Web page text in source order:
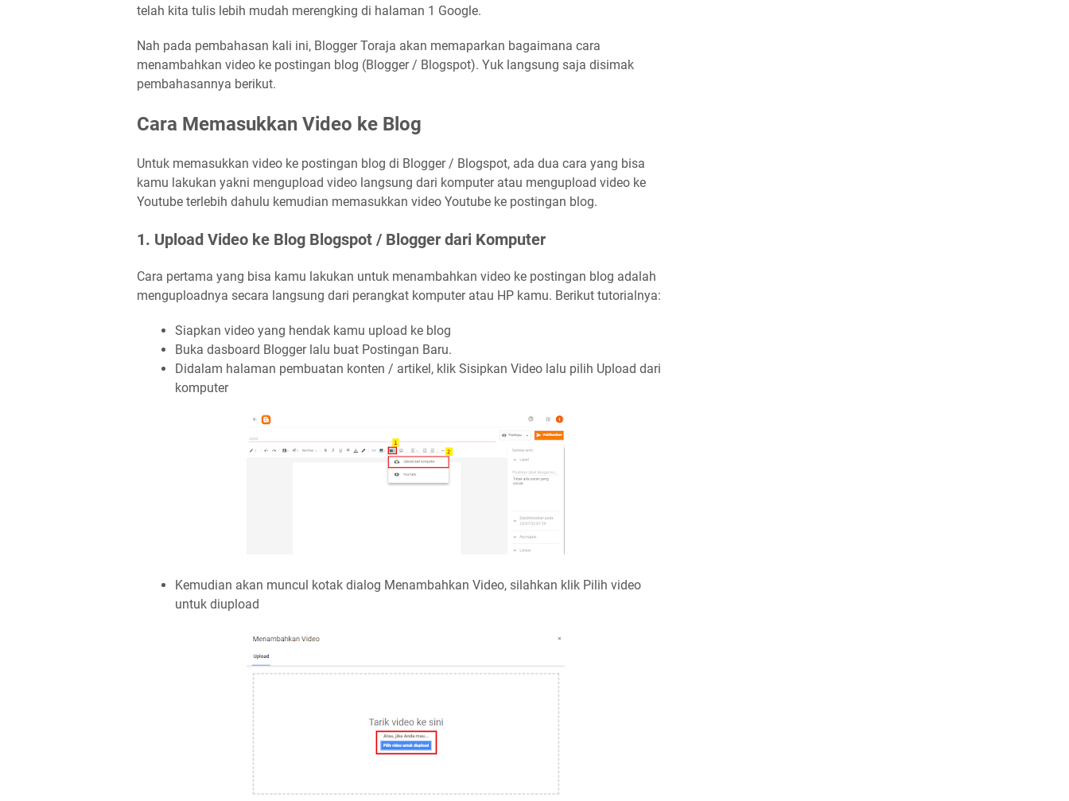
telah kita tulis lebih mudah merengking di halaman 1 Google.
Nah pada pembahasan kali ini, Blogger Toraja akan memaparkan bagaimana cara
menambahkan video ke postingan blog (Blogger / Blogspot). Yuk langsung saja disimak
pembahasannya berikut.
Cara Memasukkan Video ke Blog
Untuk memasukkan video ke postingan blog di Blogger / Blogspot, ada dua cara yang bisa
kamu lakukan yakni mengupload video langsung dari komputer atau mengupload video ke
Youtube terlebih dahulu kemudian memasukkan video Youtube ke postingan blog.
1. Upload Video ke Blog Blogspot / Blogger dari Komputer
Cara pertama yang bisa kamu lakukan untuk menambahkan video ke postingan blog adalah
menguploadnya secara langsung dari perangkat komputer atau HP kamu. Berikut tutorialnya:
Siapkan video yang hendak kamu upload ke blog
Buka dasboard Blogger lalu buat Postingan Baru.
Didalam halaman pembuatan konten / artikel, klik Sisipkan Video lalu pilih Upload dari
komputer
Kemudian akan muncul kotak dialog Menambahkan Video, silahkan klik Pilih video
untuk diupload